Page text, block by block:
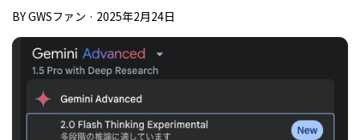
BYGWSファン · 2025年2月24日